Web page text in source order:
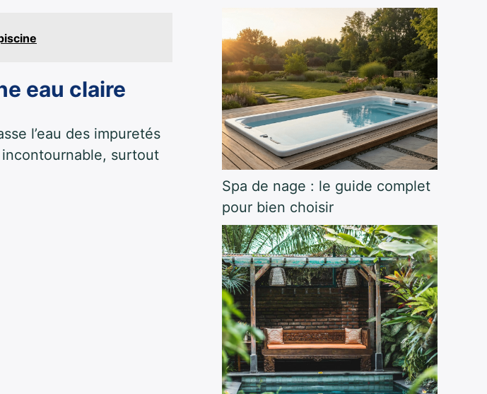
eau claire
l’eau des impuretés
surtout
Spa de nage : le guide complet
pour bien choisir